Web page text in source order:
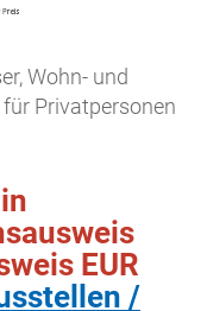
Wohn- und
Privatpersonen
EUR
/